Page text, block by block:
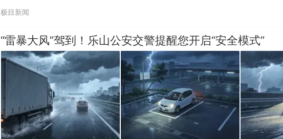
极目新闻
“雷暴大风”驾到！乐山公安交警提醒您开启“安全模式”